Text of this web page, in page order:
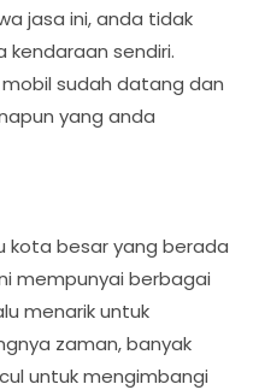
jasa ini, anda tidak
sendiri.
sudah datang dan
yang anda
kota besar yang berada
mempunyai berbagai
menarik untuk
zaman, banyak
untuk mengimbangi